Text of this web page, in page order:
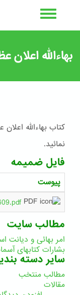
بهاءالله اعلان
کتاب بهاءالله
نمائید.
فایل ضمیمه
پیوست
مطالب سایت
امر بهائی و دیانت
بشارات کتابهای
سایر دسته
مطالب منتخب
مقالات